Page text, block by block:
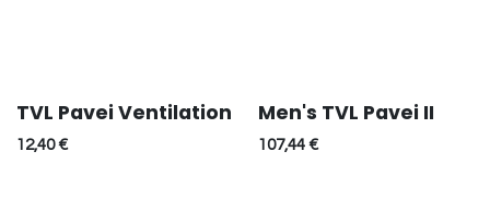
TVL Pavei Ventilation
12,40€
Men's TVL Pavei II
107,44€